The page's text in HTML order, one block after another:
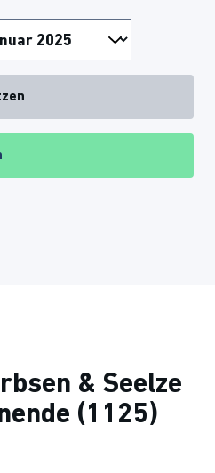
& Seelze
(1125)